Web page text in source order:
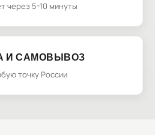
через 5-10 минуты
И САМОВЫВОЗ
точку России